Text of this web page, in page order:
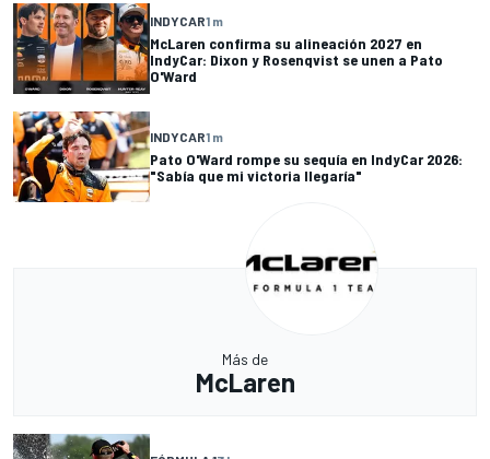
INDYCAR1 m
McLaren confirma su alineación 2027 en
IndyCar: Dixon y Rosenqvist se unen a Pato
O'Ward
INDYCAR1 m
Pato O'Ward rompe su sequía en IndyCar 2026:
"Sabía que mi victoria llegaría"
Más de
McLaren